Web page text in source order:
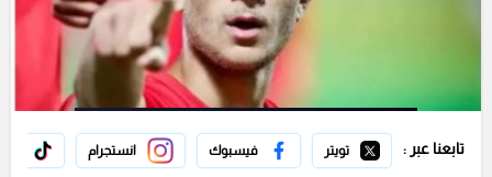
تابعنا عبر : تويتر فيسبوك انستجرام